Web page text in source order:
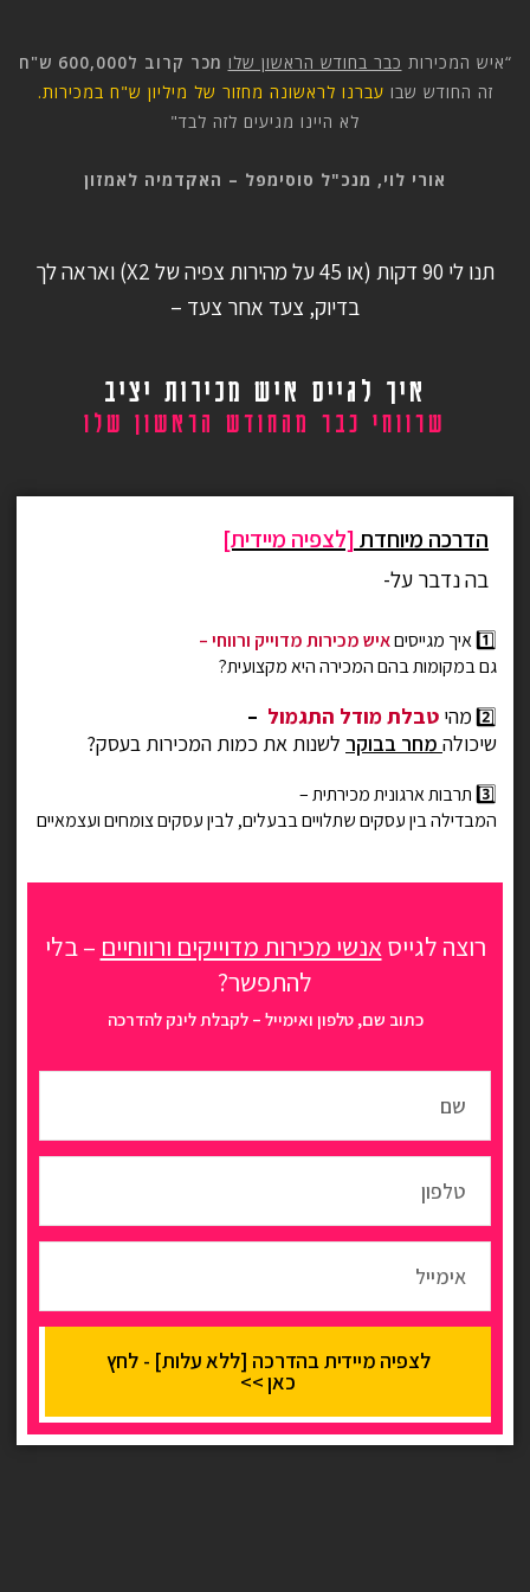
“איש המכירות כבר בחודש הראשון שלו מכר קרוב ל600,000 ש"ח
זה החודש שבו עברנו לראשונה מחזור של מיליון ש"ח במכירות.
לא היינו מגיעים לזה לבד"
אורי לוי, מנכ"ל סוסימפל – האקדמיה לאמזון
תנו לי 90 דקות (או 45 על מהירות צפיה של X2) ואראה לך
בדיוק, צעד אחר צעד –
איך לגייס איש מכירות יציב
שרווחי כבר מהחודש הראשון שלו
הדרכה מיוחדת [לצפיה מיידית]
בה נדבר על-
1️⃣ איך מגייסים
איש מכירות מדוייק ורווחי –
גםבמקומות בהם המכירה היא מקצועית?
2️⃣ מהי טבלת מודל התגמול –
שיכולה מחר בבוקר לשנות את כמות המכירות בעסק?
3️⃣ תרבות ארגונית מכירתית –
המבדילה בין עסקים שתלויים בבעלים, לבין עסקים צומחים ועצמאיים
רוצה לגייסאנשי מכירות מדוייקים ורווחיים – בלי
להתפשר?
כתוב שם, טלפון ואימייל – לקבלת לינק להדרכה
לצפיה מיידית בהדרכה [ללא עלות] - לחץ
כאן >>